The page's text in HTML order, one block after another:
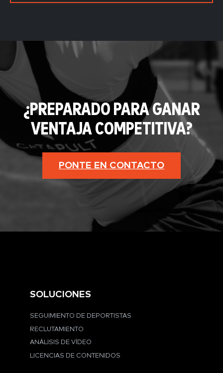
¿PREPARADO PARA GANAR
VENTAJA COMPETITIVA?
PONTE EN CONTACTO
SOLUCIONES
SEGUIMIENTO DE DEPORTISTAS
RECLUTAMIENTO
ANÁLISIS DE VÍDEO
LICENCIAS DE CONTENIDOS